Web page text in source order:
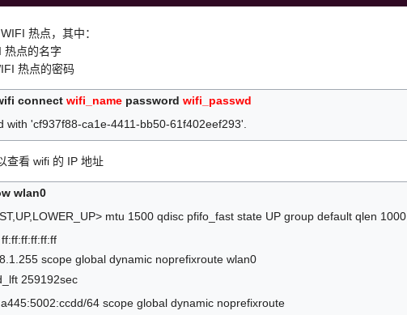
热点，其中：
热点的名字
热点的密码
connect wifi_namepassword wifi_passwd
with 'cf937f88-ca1e-4411-bb50-61f402eef293'.
查看 wifi 的 IP 地址
wlan0
mtu 1500 qdisc pfifo_fast state UP group default qlen 1000
scope global dynamic noprefixroute wlan0
259192sec
64 scope global dynamic noprefixroute